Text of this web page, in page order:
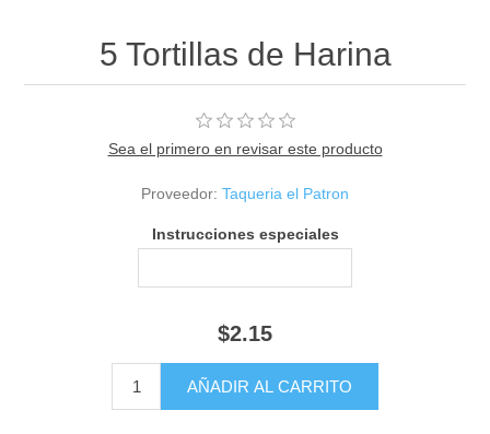
5 Tortillas de Harina
Sea el primero en revisar este producto
Proveedor: Taqueria el Patron
Instrucciones especiales
$2.15